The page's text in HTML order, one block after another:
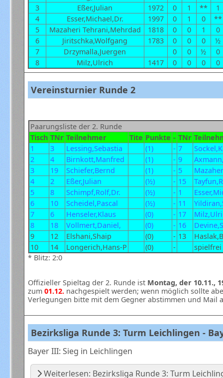
3
Eßer,Julian 1972 0 1 **
1
4
Esser,Michael,Dr. 1997 0 1 0
5
Mazaheri Tehrani,Mehrdad 1818 0 0 1
0
6
Jiritschka,Wolfgang 1783 0 0 0
½
7
Drzymalla,Juergen 0 0 ½
0
8
Milz,Ulrich 1417 0 0 0 0
Vereinsturnier Runde 2
Paarungsliste der 2. Runde
Tisch TNr Teilnehmer Tite Punkte - TNr
1
3 Lessing,Sebastia (1) - 7
2
4 Birnkott,Manfred (1) - 9
3
19 Schiefer,Bernd (1) - 5
4
2 Eßer,Julian (½) - 15
5
8 Schimpf,Rolf,Dr. (½) - 1
6
10 Scheidel,Pascal (½) - 11
7
6 Henseler,Klaus (0) - 17
8
18 Vollmert,Daniel, (0) - 16
9
12 Elshani,Shaip (0) - 13
10
14 Longerich,Hans-P (0) -
spielfrei
* Blitz: 2:0
Offizieller Spieltag der 2. Runde ist Montag, der 10.11.,
zum 01.12.nachgespielt werden; wenn möglich sollte
Verlegungen bitte mit dem Gegner abstimmen und Mail
Bezirksliga Runde 3: Turm Leichlingen -
Bayer III: Sieg in Leichlingen
Weiterlesen: Bezirksliga Runde 3: Turm